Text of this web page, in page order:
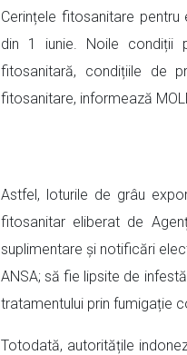
Cerințele fitosanitare
din 1 iunie. Noile condiții
fitosanitară, condițiile de
fitosanitare, informează
Astfel, loturile de grâu
fitosanitar eliberat de
suplimentare și notificări
ANSA; să fie lipsite de
tratamentului prin fumigație
Totodată, autoritățile